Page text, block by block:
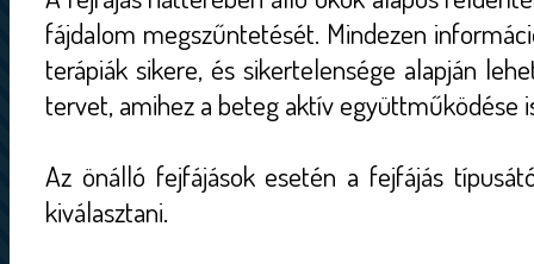
fájdalom megszűntetését. Mindezen
terápiák sikere, és sikertelensége alapján
tervet, amihez a beteg aktív együttműködése
Az önálló fejfájások esetén a fejfájás
kiválasztani.